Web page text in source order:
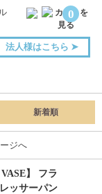
0
法人様はこちら ➤
新着順
ジへ
】 フラ
ッサーパン